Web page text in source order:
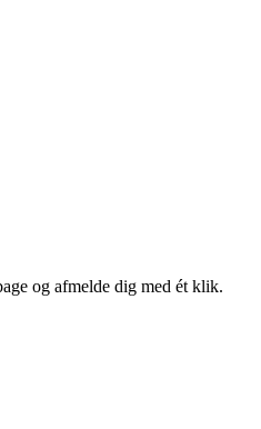
og afmelde dig med ét klik.